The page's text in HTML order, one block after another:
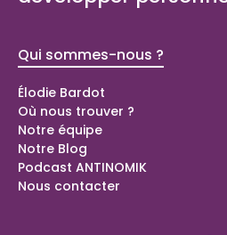
Qui sommes-nous ?
Élodie Bardot
Où nous trouver ?
Notre équipe
Notre Blog
Podcast ANTINOMIK
Nous contacter
Bilans de
Bilan de compétences Domont
Bilan de compétences Langolen
Bilan de compétences
Coaching spécial parents